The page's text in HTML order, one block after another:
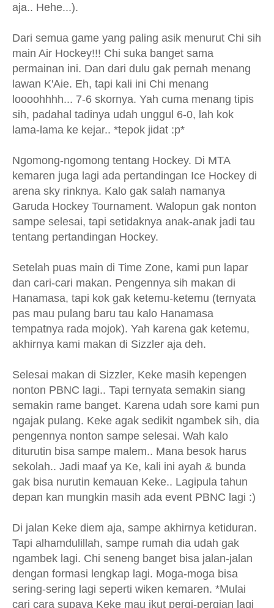
aja.. Hehe...).
Dari semua game yang paling asik menurut Chi sih
main Air Hockey!!! Chi suka banget sama
permainan ini. Dan dari dulu gak pernah menang
lawan K'Aie. Eh, tapi kali ini Chi menang
loooohhhh... 7-6 skornya. Yah cuma menang tipis
sih, padahal tadinya udah unggul 6-0, lah kok
lama-lama ke kejar.. *tepok jidat :p*
Ngomong-ngomong tentang Hockey. Di MTA
kemaren juga lagi ada pertandingan Ice Hockey di
arena sky rinknya. Kalo gak salah namanya
Garuda Hockey Tournament. Walopun gak nonton
sampe selesai, tapi setidaknya anak-anak jadi tau
tentang pertandingan Hockey.
Setelah puas main di Time Zone, kami pun lapar
dan cari-cari makan. Pengennya sih makan di
Hanamasa, tapi kok gak ketemu-ketemu (ternyata
pas mau pulang baru tau kalo Hanamasa
tempatnya rada mojok). Yah karena gak ketemu,
akhirnya kami makan di Sizzler aja deh.
Selesai makan di Sizzler, Keke masih kepengen
nonton PBNC lagi.. Tapi ternyata semakin siang
semakin rame banget. Karena udah sore kami pun
ngajak pulang. Keke agak sedikit ngambek sih, dia
pengennya nonton sampe selesai. Wah kalo
diturutin bisa sampe malem.. Mana besok harus
sekolah.. Jadi maaf ya Ke, kali ini ayah & bunda
gak bisa nurutin kemauan Keke.. Lagipula tahun
depan kan mungkin masih ada event PBNC lagi :)
Di jalan Keke diem aja, sampe akhirnya ketiduran.
Tapi alhamdulillah, sampe rumah dia udah gak
ngambek lagi. Chi seneng banget bisa jalan-jalan
dengan formasi lengkap lagi. Moga-moga bisa
sering-sering lagi seperti wiken kemaren. *Mulai
cari cara supaya Keke mau ikut pergi-pergian lagi